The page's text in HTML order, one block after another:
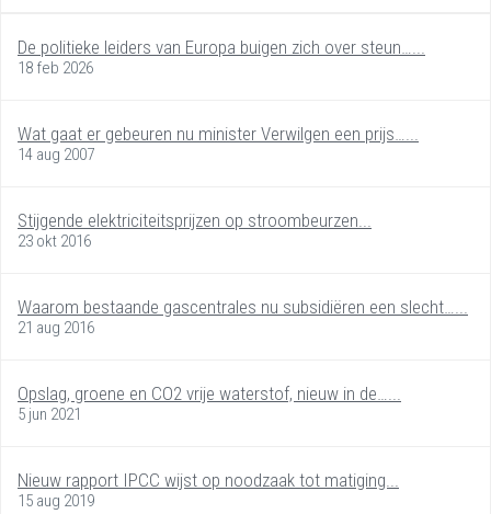
De politieke leiders van Europa buigen zich over steun…...
18 feb 2026
Wat gaat er gebeuren nu minister Verwilgen een prijs…...
14 aug 2007
Stijgende elektriciteitsprijzen op stroombeurzen...
23 okt 2016
Waarom bestaande gascentrales nu subsidiëren een slecht…...
21 aug 2016
Opslag, groene en CO2 vrije waterstof, nieuw in de…...
5 jun 2021
Nieuw rapport IPCC wijst op noodzaak tot matiging...
15 aug 2019